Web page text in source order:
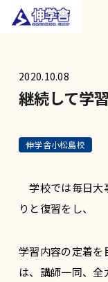
2020.10.08
継続して学
伸学舎小松島校
学校では毎日大
りと復習をし、
学習内容の定着を
は、講師一同、全